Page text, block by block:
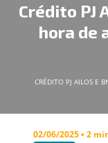
Crédito PJ
hora de
CRÉDITO PJ AILOS E
02/06/2025 • 2